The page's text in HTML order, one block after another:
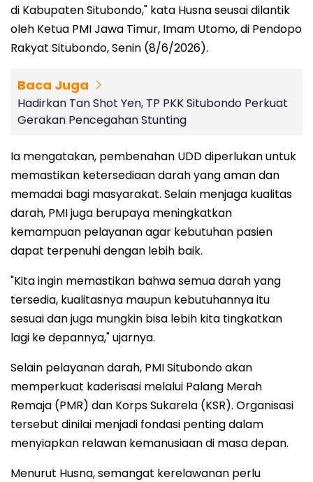
di Kabupaten Situbondo," kata Husna seusai dilantik
oleh Ketua PMI Jawa Timur, Imam Utomo, di Pendopo
Rakyat Situbondo, Senin (8/6/2026).
Baca Juga
Hadirkan Tan Shot Yen, TP PKK Situbondo Perkuat
Gerakan Pencegahan Stunting
Ia mengatakan, pembenahan UDD diperlukan untuk
memastikan ketersediaan darah yang aman dan
memadai bagi masyarakat. Selain menjaga kualitas
darah, PMI juga berupaya meningkatkan
kemampuan pelayanan agar kebutuhan pasien
dapat terpenuhi dengan lebih baik.
"Kita ingin memastikan bahwa semua darah yang
tersedia, kualitasnya maupun kebutuhannya itu
sesuai dan juga mungkin bisa lebih kita tingkatkan
lagi ke depannya," ujarnya.
Selain pelayanan darah, PMI Situbondo akan
memperkuat kaderisasi melalui Palang Merah
Remaja (PMR) dan Korps Sukarela (KSR). Organisasi
tersebut dinilai menjadi fondasi penting dalam
menyiapkan relawan kemanusiaan di masa depan.
Menurut Husna, semangat kerelawanan perlu